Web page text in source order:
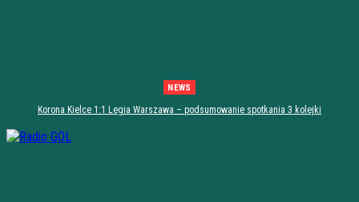
NEWS
Korona Kielce 1:1 Legia Warszawa – podsumowanie spotkania 3 kolejki